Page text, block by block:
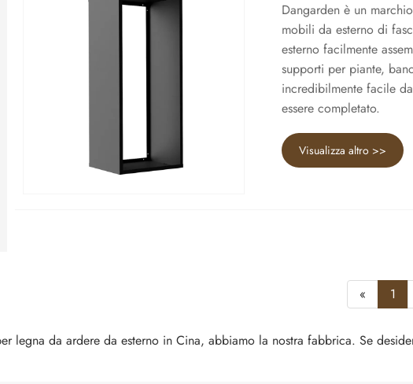
Dangarden è un
mobili da esterno di
esterno facilmente
supporti per piante,
incredibilmente facile
essere completato.
Visualizza altro >>
« 1
legna da ardere da esterno in Cina, abbiamo la nostra fabbrica. Se